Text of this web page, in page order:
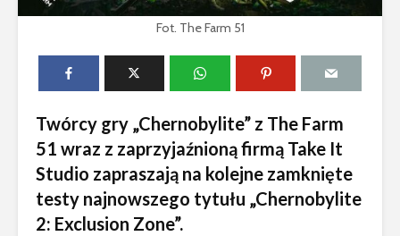
Fot. The Farm 51
Twórcy gry „Chernobylite” z The Farm
51 wraz z zaprzyjaźnioną firmą Take It
Studio zapraszają na kolejne zamknięte
testy najnowszego tytułu „Chernobylite
2: Exclusion Zone”.